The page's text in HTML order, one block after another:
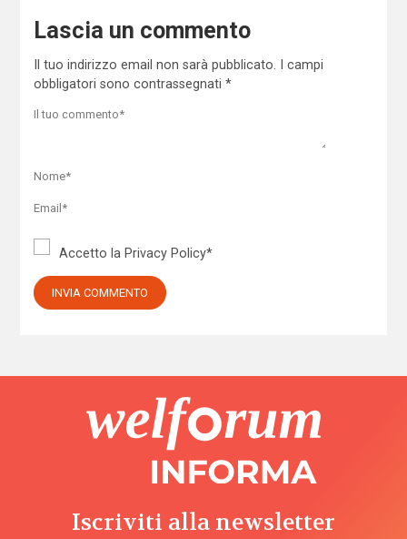
Lascia un commento
Il tuo indirizzo email non sarà pubblicato.
I campi
obbligatori sono contrassegnati *
Accetto la Privacy Policy*
Iscriviti alla newsletter